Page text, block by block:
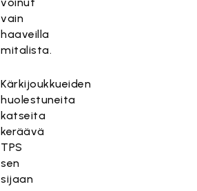
vain
haaveilla
mitalista.
Kärkijoukkueiden
huolestuneita
katseita
keräävä
TPS
sen
sijaan